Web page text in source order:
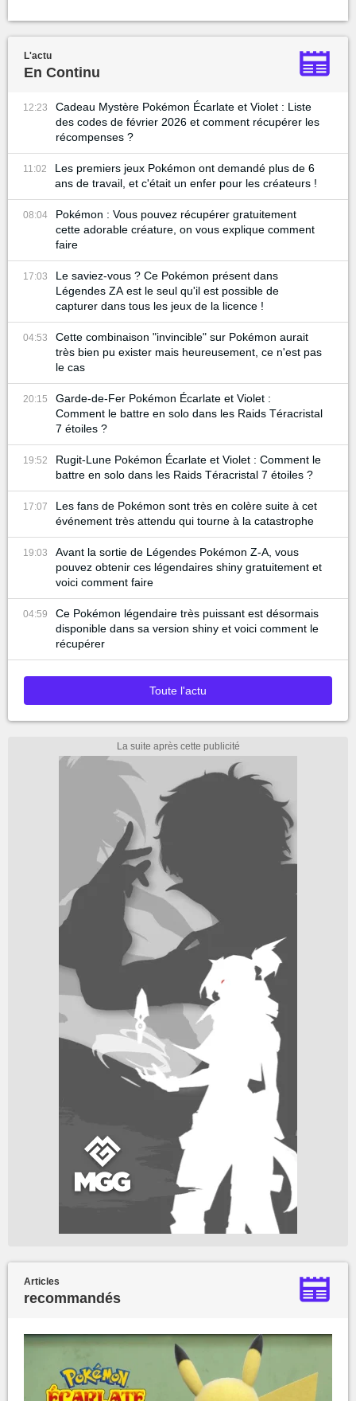
L'actu
En Continu
12:23
Cadeau Mystère Pokémon Écarlate et Violet : Liste
des codes de février 2026 et comment récupérer les
récompenses ?
11:02
Les premiers jeux Pokémon ont demandé plus de 6
ans de travail, et c'était un enfer pour les créateurs !
08:04
Pokémon : Vous pouvez récupérer gratuitement
cette adorable créature, on vous explique comment
faire
17:03
Le saviez-vous ? Ce Pokémon présent dans
Légendes ZA est le seul qu'il est possible de
capturer dans tous les jeux de la licence !
04:53
Cette combinaison "invincible" sur Pokémon aurait
très bien pu exister mais heureusement, ce n'est pas
le cas
20:15
Garde-de-Fer Pokémon Écarlate et Violet :
Comment le battre en solo dans les Raids Téracristal
7 étoiles ?
19:52
Rugit-Lune Pokémon Écarlate et Violet : Comment le
battre en solo dans les Raids Téracristal 7 étoiles ?
17:07
Les fans de Pokémon sont très en colère suite à cet
événement très attendu qui tourne à la catastrophe
19:03
Avant la sortie de Légendes Pokémon Z-A, vous
pouvez obtenir ces légendaires shiny gratuitement et
voici comment faire
04:59
Ce Pokémon légendaire très puissant est désormais
disponible dans sa version shiny et voici comment le
récupérer
Toute l'actu
Articles
recommandés